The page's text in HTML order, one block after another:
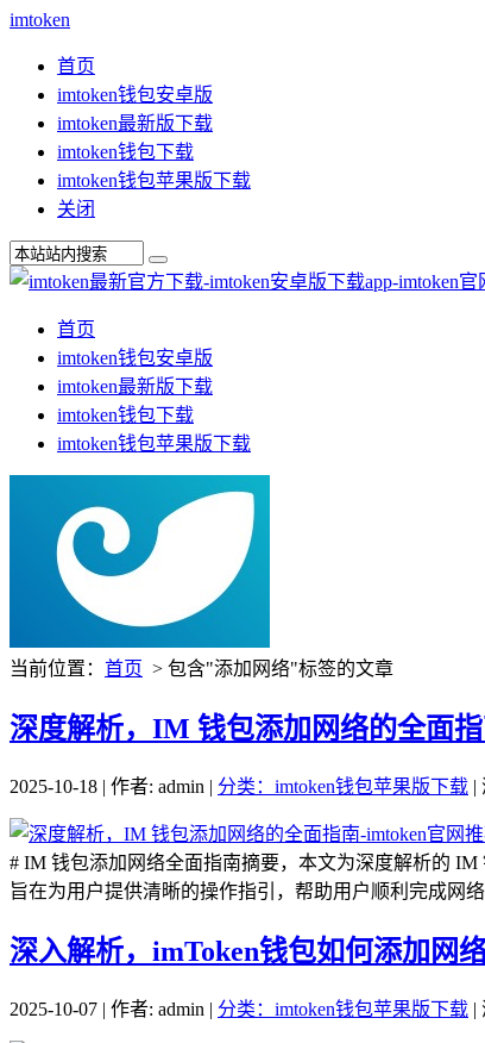
imtoken
首页
imtoken钱包安卓版
imtoken最新版下载
imtoken钱包下载
imtoken钱包苹果版下载
关闭
首页
imtoken钱包安卓版
imtoken最新版下载
imtoken钱包下载
imtoken钱包苹果版下载
当前位置： 首页 > 包含"添加网络"标签的文章
深度解析，IM 钱包添加网络的全面
2025-10-18 | 作者: admin | 分类：imtoken钱包苹果版下载 |
# IM 钱包添加网络全面指南摘要，本文为深度解析的
旨在为用户提供清晰的操作指引，帮助用户顺利完成网
深入解析，imToken钱包如何添加网
2025-10-07 | 作者: admin | 分类：imtoken钱包苹果版下载 |